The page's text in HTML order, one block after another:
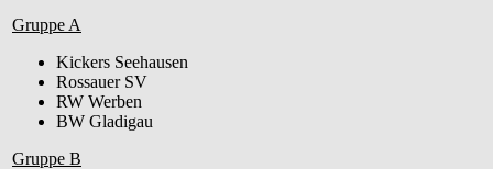
Gruppe A
Kickers Seehausen
Rossauer SV
RW Werben
BW Gladigau
Gruppe B